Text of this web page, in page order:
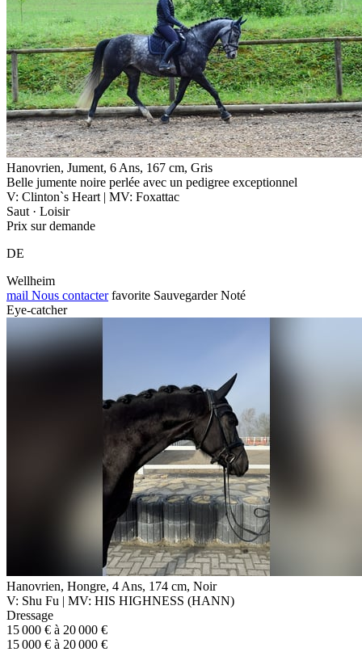
Hanovrien, Jument, 6 Ans, 167 cm, Gris
Belle jumente noire perlée avec un pedigree exceptionnel
V: Clinton`s Heart | MV: Foxattac
Saut · Loisir
Prix sur demande
DE
Wellheim
mail Nous contacter favorite Sauvegarder Noté
Eye-catcher
Hanovrien, Hongre, 4 Ans, 174 cm, Noir
V: Shu Fu | MV: HIS HIGHNESS (HANN)
Dressage
15 000 € à 20 000 €
15 000 € à 20 000 €